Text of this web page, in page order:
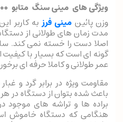
ویژگی های مینی سنگ متابو 900 وات W9-115
وزن پائین مینی فرزبه کاربر
گونه ای است که بسیار با
عمر طولانی و کاملا حرفه ای
مقاومت ویژه در برابر گرد و
باعث شده بتوان از دستگاه در
براده ها و تراشه های موجود
هنگامی که دستگاه خاموش